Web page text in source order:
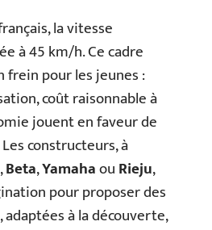
la vitesse
à 45 km/h. Ce cadre
frein pour les jeunes :
coût raisonnable à
jouent en faveur de
constructeurs, à
,Beta,YamahaouRieju,
pour proposer des
à la découverte,